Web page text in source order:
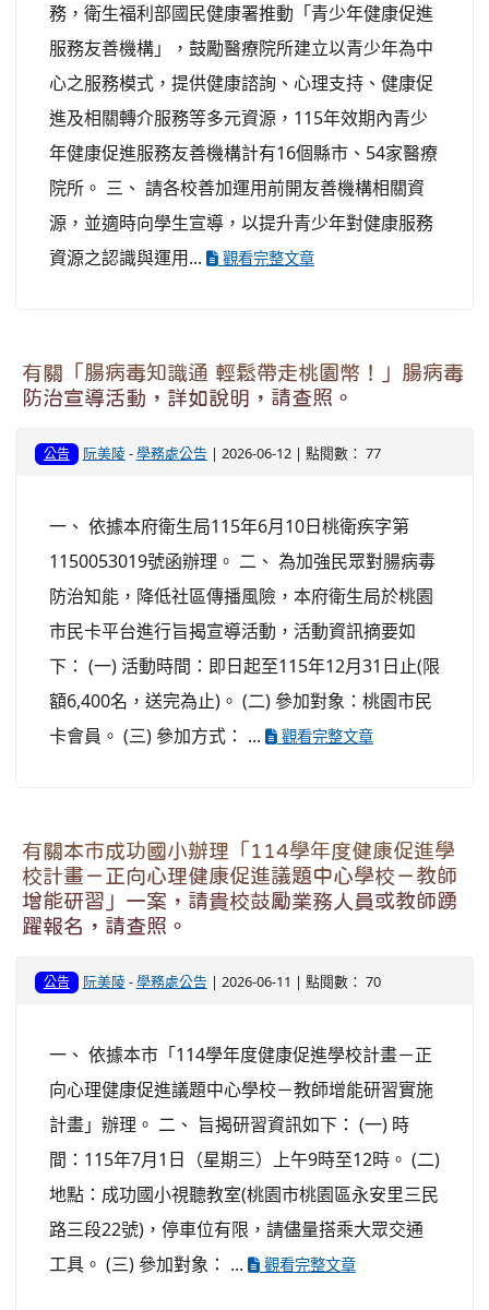
務，衛生福利部國民健康署推動「青少年健康促進
服務友善機構」，鼓勵醫療院所建立以青少年為中
心之服務模式，提供健康諮詢、心理支持、健康促
進及相關轉介服務等多元資源，115年效期內青少
年健康促進服務友善機構計有16個縣市、54家醫療
院所。 三、 請各校善加運用前開友善機構相關資
源，並適時向學生宣導，以提升青少年對健康服務
資源之認識與運用...
觀看完整文章
有關「腸病毒知識通 輕鬆帶走桃園幣！」腸病毒
防治宣導活動，詳如說明，請查照。
公告 阮美陵-學務處公告 | 2026-06-12 | 點閱數： 77
一、 依據本府衛生局115年6月10日桃衛疾字第
1150053019號函辦理。 二、 為加強民眾對腸病毒
防治知能，降低社區傳播風險，本府衛生局於桃園
市民卡平台進行旨揭宣導活動，活動資訊摘要如
下： (一) 活動時間：即日起至115年12月31日止(限
額6,400名，送完為止)。 (二) 參加對象：桃園市民
卡會員。 (三) 參加方式： ...
觀看完整文章
有關本市成功國小辦理「114學年度健康促進學
校計畫－正向心理健康促進議題中心學校－教師
增能研習」一案，請貴校鼓勵業務人員或教師踴
躍報名，請查照。
公告 阮美陵-學務處公告 | 2026-06-11 | 點閱數： 70
一、 依據本市「114學年度健康促進學校計畫－正
向心理健康促進議題中心學校－教師增能研習實施
計畫」辦理。 二、 旨揭研習資訊如下： (一) 時
間：115年7月1日（星期三）上午9時至12時。 (二)
地點：成功國小視聽教室(桃園市桃園區永安里三民
路三段22號)，停車位有限，請儘量搭乘大眾交通
工具。 (三) 參加對象： ...
觀看完整文章